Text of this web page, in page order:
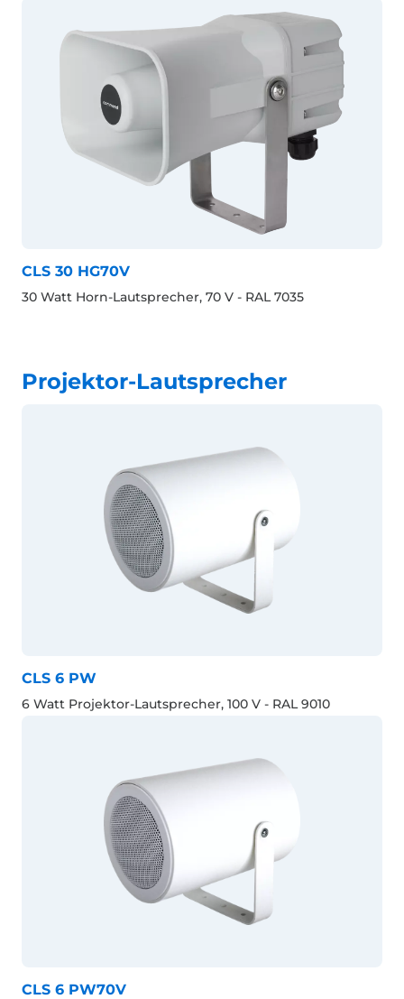
CLS 30 HG70V
30 Watt Horn-Lautsprecher, 70 V - RAL 7035
Projektor-Lautsprecher
CLS 6 PW
6 Watt Projektor-Lautsprecher, 100 V - RAL 9010
CLS 6 PW70V